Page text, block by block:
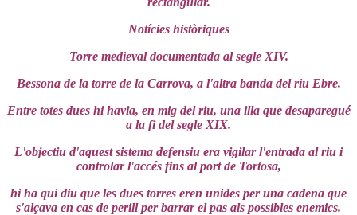
Notícies històriques
Torre medieval documentada al segle XIV.
Bessona de la torre de la Carrova, a l'altra banda del riu Ebre.
Entre totes dues hi havia, en mig del riu, una illa que desaparegué
a la fi del segle XIX.
L'objectiu d'aquest sistema defensiu era vigilar l'entrada al riu i
controlar l'accés fins al port de Tortosa,
hi ha qui diu que les dues torres eren unides per una cadena que
s'alçava en cas de perill per barrar el pas als possibles enemics.